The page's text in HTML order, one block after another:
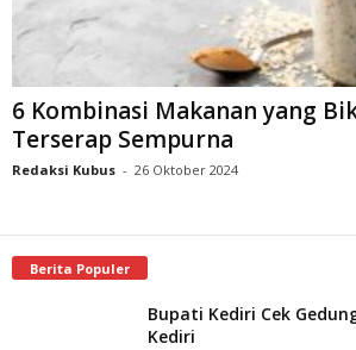
6 Kombinasi Makanan yang
Terserap Sempurna
Redaksi Kubus - 26 Oktober 2024
Berita Populer
Bupati Kediri Cek
Kediri